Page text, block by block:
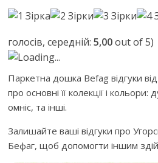
голосів, середній:5,00out of 5)
Loading...
Паркетна дошка Befag відгуки
про основні її колекції і
омніс, та інші.
Залишайте ваші відгуки про
Бефаг, щоб допомогти іншим